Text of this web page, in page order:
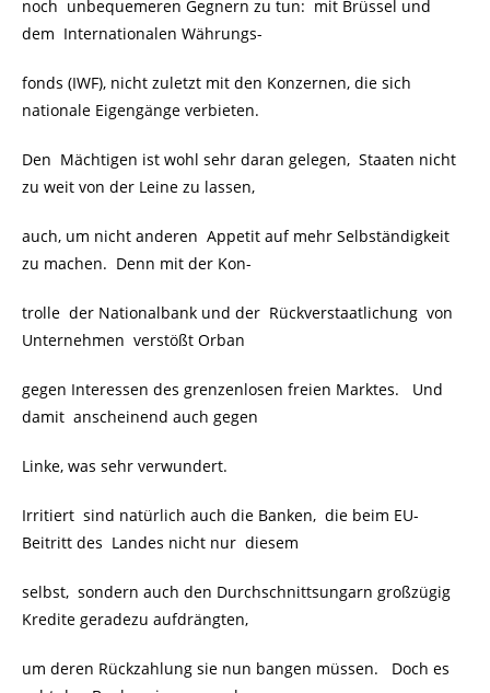
noch unbequemeren Gegnern zu tun: mit Brüssel und
dem Internationalen Währungs-
fonds (IWF), nicht zuletzt mit den Konzernen, die sich
nationale Eigengänge verbieten.
Den Mächtigen ist wohl sehr daran gelegen, Staaten nicht
zu weit von der Leine zu lassen,
auch, um nicht anderen Appetit auf mehr Selbständigkeit
zu machen. Denn mit der Kon-
trolle der Nationalbank und der Rückverstaatlichung von
Unternehmen verstößt Orban
gegen Interessen des grenzenlosen freien Marktes. Und
damit anscheinend auch gegen
Linke, was sehr verwundert.
Irritiert sind natürlich auch die Banken, die beim EU-
Beitritt des Landes nicht nur diesem
selbst, sondern auch den Durchschnittsungarn großzügig
Kredite geradezu aufdrängten,
um deren Rückzahlung sie nun bangen müssen. Doch es